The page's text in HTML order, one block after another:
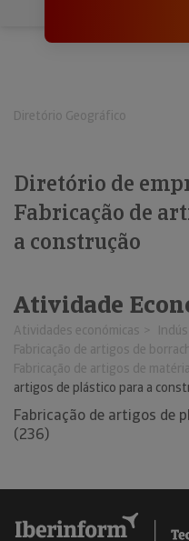
Diretório Geográfico
Diretório de
Fabricação de
a construção
Atividade
Atividades económicas
Fabricação de artigos de
Fabricação de artigos de
artigos de plástico para a
Fabricação de artigos de
(236)